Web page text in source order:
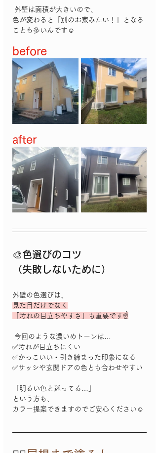
外壁は面積が大きいので、
色が変わると「別のお家みたい！」となる
ことも多いんです☺️
before
after
🎨色選びのコツ
（失敗しないために）
外壁の色選びは、
見た目だけでなく
「汚れの目立ちやすさ」も重要です☝️
今回のような濃いめトーンは…
✅汚れが目立ちにくい
✅かっこいい・引き締まった印象になる
✅サッシや玄関ドアの色とも合わせやすい
「明るい色と迷ってる…」
という方も、
カラー提案できますのでご安心ください☺️